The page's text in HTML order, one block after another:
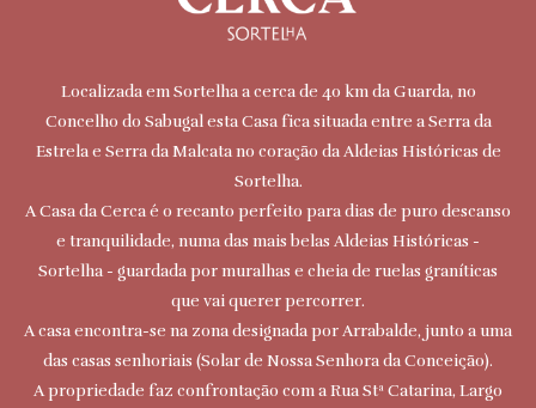
Localizada em Sortelha a cerca de 40 km da Guarda, no
Concelho do Sabugal esta Casa fica situada entre a Serra da
Estrela e Serra da Malcata no coração da Aldeias Históricas de
Sortelha.
A Casa da Cerca é o recanto perfeito para dias de puro descanso
e tranquilidade, numa das mais belas Aldeias Históricas -
Sortelha - guardada por muralhas e cheia de ruelas graníticas
que vai querer percorrer.
A casa encontra-se na zona designada por Arrabalde, junto a uma
das casas senhoriais (Solar de Nossa Senhora da Conceição).
A propriedade faz confrontação com a Rua Stª Catarina, Largo